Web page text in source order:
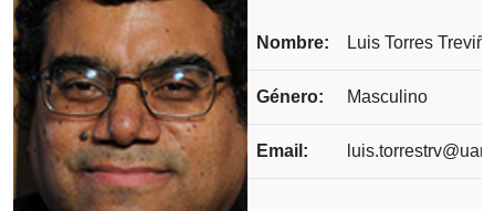
Nombre: Luis Torres Treviño
Género: Masculino
Email: